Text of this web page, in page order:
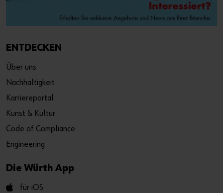
ENTDECKEN
Über uns
Nachhaltigkeit
Karriereportal
Kunst & Kultur
Code of Compliance
Engineering
Die Würth App
für iOS